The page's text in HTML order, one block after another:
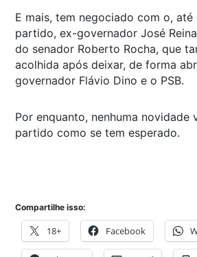
E mais, tem negociado com o, até
partido, ex-governador José
do senador Roberto Rocha, que
acolhida após deixar, de forma
governador Flávio Dino e o PSB.
Por enquanto, nenhuma novidade
partido como se tem esperado.
Compartilhe isso:
18+ Facebook